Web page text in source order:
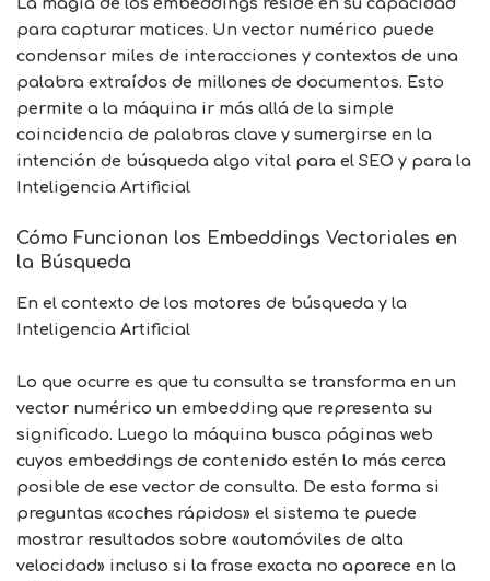
para capturar matices. Un vector numérico puede
condensar miles de interacciones y contextos de una
palabra extraídos de millones de documentos. Esto
permite a la máquina ir más allá de la simple
coincidencia de palabras clave y sumergirse en la
intención de búsqueda algo vital para el SEO y para la
Inteligencia Artificial
Cómo Funcionan los Embeddings Vectoriales en
la Búsqueda
En el contexto de los motores de búsqueda y la
Inteligencia Artificial
Lo que ocurre es que tu consulta se transforma en un
vector numérico un embedding que representa su
significado. Luego la máquina busca páginas web
cuyos embeddings de contenido estén lo más cerca
posible de ese vector de consulta. De esta forma si
preguntas «coches rápidos» el sistema te puede
mostrar resultados sobre «automóviles de alta
velocidad» incluso si la frase exacta no aparece en la